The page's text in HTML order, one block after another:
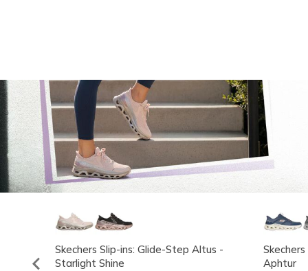
Skechers Slip-ins: Glide-Step Altus -
Starlight Shine
Aphtur